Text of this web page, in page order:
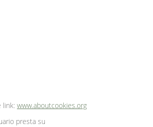
link: www.aboutcookies.org
presta su